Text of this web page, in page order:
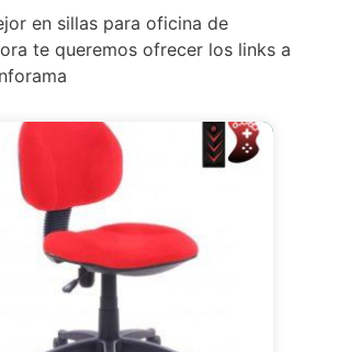
en sillas para oficina de
te queremos ofrecer los links a